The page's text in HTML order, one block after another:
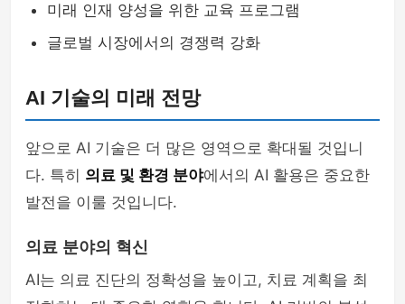
미래 인재 양성을 위한 교육 프로그램
글로벌 시장에서의 경쟁력 강화
AI 기술의 미래 전망
앞으로 AI 기술은 더 많은 영역으로 확대될 것입니
다. 특히 의료 및 환경 분야에서의 AI 활용은 중요한
발전을 이룰 것입니다.
의료 분야의 혁신
AI는 의료 진단의 정확성을 높이고, 치료 계획을 최